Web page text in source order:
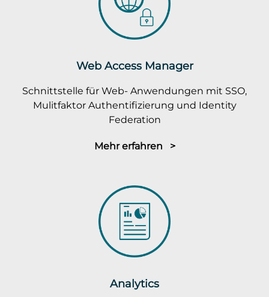
Web Access Manager
Schnittstelle für Web- Anwendungen mit SSO,
Mulitfaktor Authentifizierung und Identity
Federation
Mehr erfahren >
Analytics